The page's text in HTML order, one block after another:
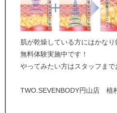
肌が乾燥している方にはかな
無料体験実施中です！
やってみたい方はスタッフまで
TWO.SEVENBODY円山店 植